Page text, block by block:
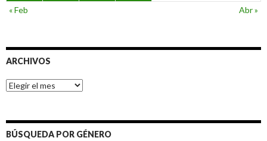
« Feb
Abr »
ARCHIVOS
Archivos
BÚSQUEDA POR GÉNERO